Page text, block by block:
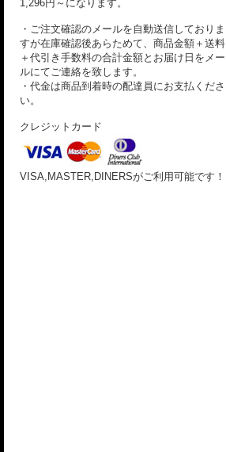
1,296円～になります。
・ご注文確認のメールを自動送信しておりま
すが在庫確認後あらためて、商品金額＋送料
＋代引き手数料の合計金額とお届け日をメー
ルにてご連絡を致します。
・代金は商品到着時の配達員にお支払くださ
い。
クレジットカード
VISA,MASTER,DINERSがご利用可能です！